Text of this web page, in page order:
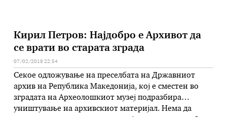
Кирил Петров: Најдобро е Архивот да
се врати во старата зграда
07/02/2018 22:54
Секое одложување на преселбата на Државниот
архив на Република Македонија, кој е сместен во
зградата на Археолошкиот музеј подразбира
уништување на архивскиот материјал. Нема да